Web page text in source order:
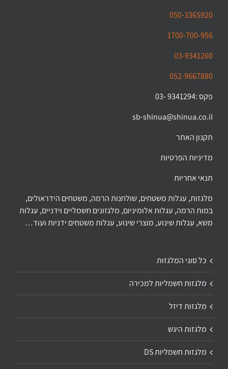
050-3365920
1700-700-956
03-9341260
052-9667880
פקס :9341294 -03
sb-shinua@shinua.co.il
תקנון האתר
מדיניות הפרטיות
תנאי אחריות
מלגזות, עגלות משטחים, שולחנות הרמה, משטחים הידראולים,
במות הרמה, עגלות אלומיניום, מלגזונים חשמליים וידניים, עגלות
משא, עגלות שינוע, מוצרי שינוע, עגלות משטחים ידניות ועוד…
כל סוגי המלגזות
מלגזות חשמליות למכירה
מלגזות דיזל
מלגזות היגש
מלגזות חשמליות DS